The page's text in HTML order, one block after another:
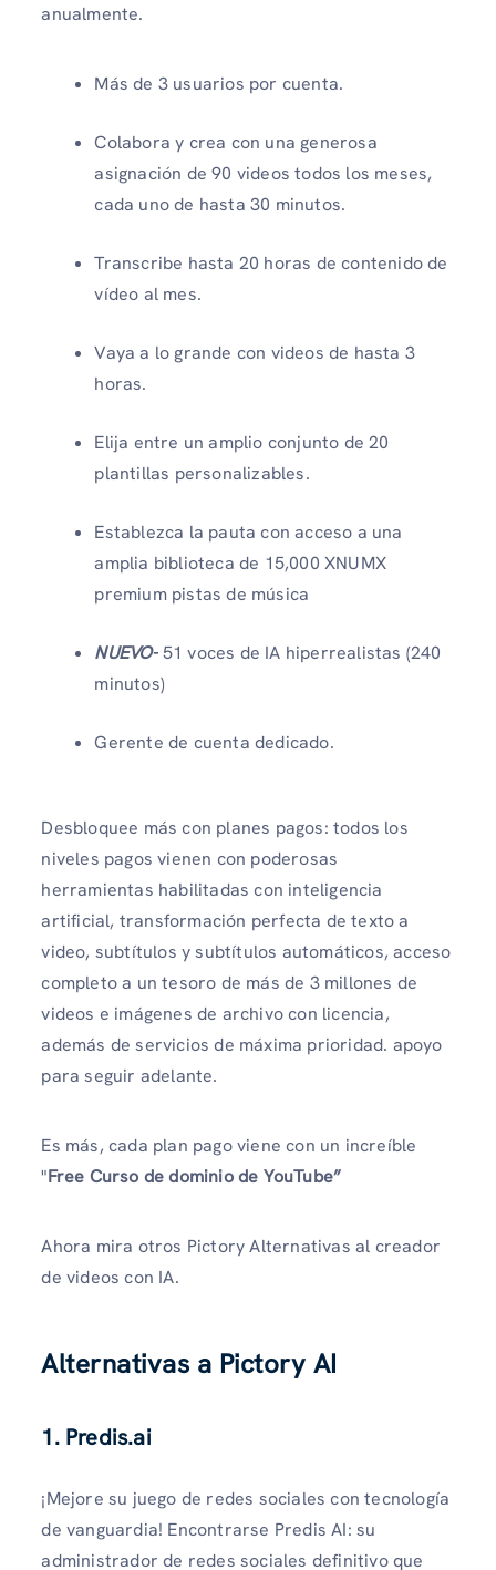
anualmente.
Más de 3 usuarios por cuenta.
Colabora y crea con una generosa
asignación de90 videos todos los meses,
cada uno de hasta 30 minutos.
Transcribe hasta 20 horas de contenido de
vídeo al mes.
Vaya a lo grande con videos de hasta 3
horas.
Elija entre un amplio conjunto de 20
plantillas personalizables.
Establezca la pauta con acceso a una
amplia biblioteca de 15,000 XNUMX
premium pistas de música
NUEVO-51 voces de IA hiperrealistas (240
minutos)
Gerente de cuenta dedicado.
Desbloquee más con planes pagos: todos los
niveles pagos vienen con poderosas
herramientas habilitadas con inteligencia
artificial, transformación perfecta de texto a
video, subtítulos y subtítulos automáticos, acceso
completo a un tesoro de más de 3 millones de
videos e imágenes de archivo con licencia,
además de servicios de máxima prioridad. apoyo
para seguir adelante.
Es más, cada plan pago viene con un increíble
"Free Curso de dominio de YouTube”
Ahora mira otros Pictory Alternativas al creador
de videos con IA.
Alternativas a Pictory AI
1. Predis.ai
¡Mejore su juego de redes sociales con tecnología
de vanguardia! Encontrarse Predis AI: su
administrador de redes sociales definitivo que